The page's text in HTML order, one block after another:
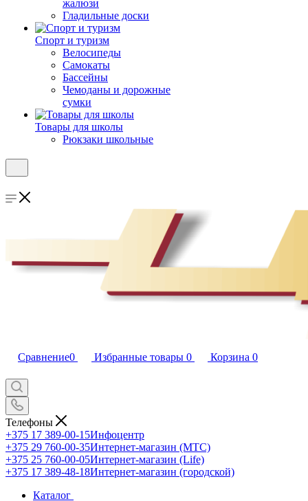
жалюзи
Гладильные доски
Спорт и туризм
Велосипеды
Самокаты
Бассейны
Чемоданы и дорожные
сумки
Товары для школы
Рюкзаки школьные
Сравнение0 Избранные товары 0 Корзина 0
Телефоны
+375 17 389-00-15Инфоцентр
+375 29 760-00-35Интернет-магазин (МТС)
+375 25 760-00-05Интернет-магазин (Life)
+375 17 389-48-18Интернет-магазин (городской)
Каталог